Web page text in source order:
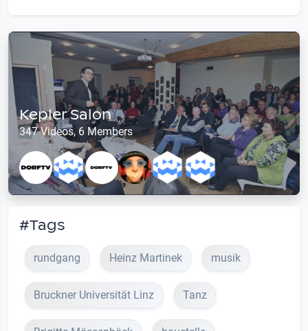
Kepler Salon
347 Videos, 6 Members
#Tags
rundgang Heinz Martinek musik
Bruckner Universität Linz Tanz